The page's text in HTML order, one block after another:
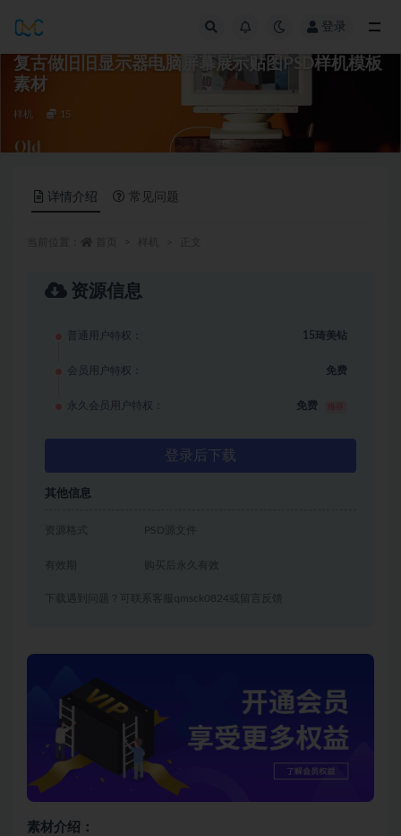
登录
复古做旧旧显示器电脑屏幕展示贴图PSD样机模板
素材
样机 15
详情介绍 常见问题
资源信息
普通用户特权： 15琦美钻
会员用户特权： 免费
永久会员用户特权： 免费
登录后下载
其他信息
资源格式 PSD源文件
有效期 购买后永久有效
下载遇到问题？可联系客服qmsck0824或留言反馈
素材介绍：